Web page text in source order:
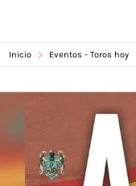
Inicio Eventos - Toros hoy